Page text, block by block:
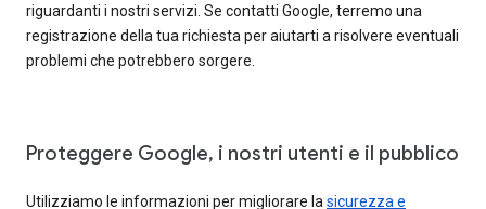
riguardanti i nostri servizi. Se contatti Google, terremo una
registrazione della tua richiesta per aiutarti a risolvere eventuali
problemi che potrebbero sorgere.
Proteggere Google, i nostri utenti e il pubblico
Utilizziamo le informazioni per migliorare la sicurezza e